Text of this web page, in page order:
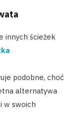
innych ścieżek
podobne, choć
alternatywa
w swoich